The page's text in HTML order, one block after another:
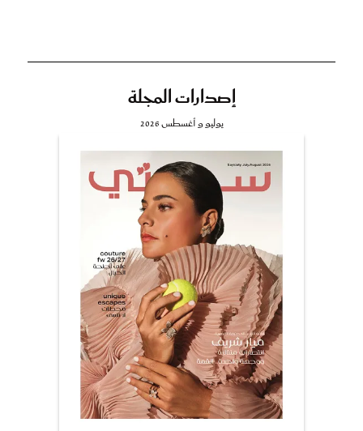
إصدارات المجلة
يوليو و أغسطس 2026